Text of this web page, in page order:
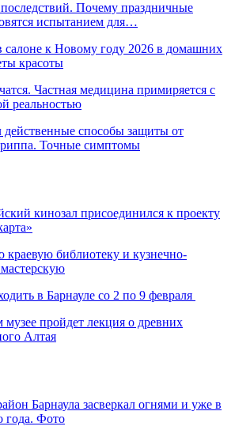
Почему праздничные
испытанием для…
к Новому году 2026 в домашних
красоты
Частная медицина примиряется с
реальностью
действенные способы защиты от
Точные симптомы
кинозал присоединился к проекту
краевую библиотеку и кузнечно-
в Барнауле со 2 по 9 февраля
музее пройдет лекция о древних
Алтая
Барнаула засверкал огнями и уже в
года. Фото